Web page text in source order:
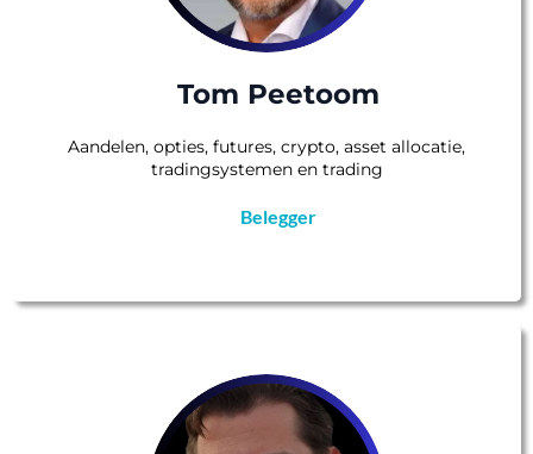
Tom Peetoom
Aandelen, opties, futures, crypto, asset allocatie,
tradingsystemen en trading
Belegger